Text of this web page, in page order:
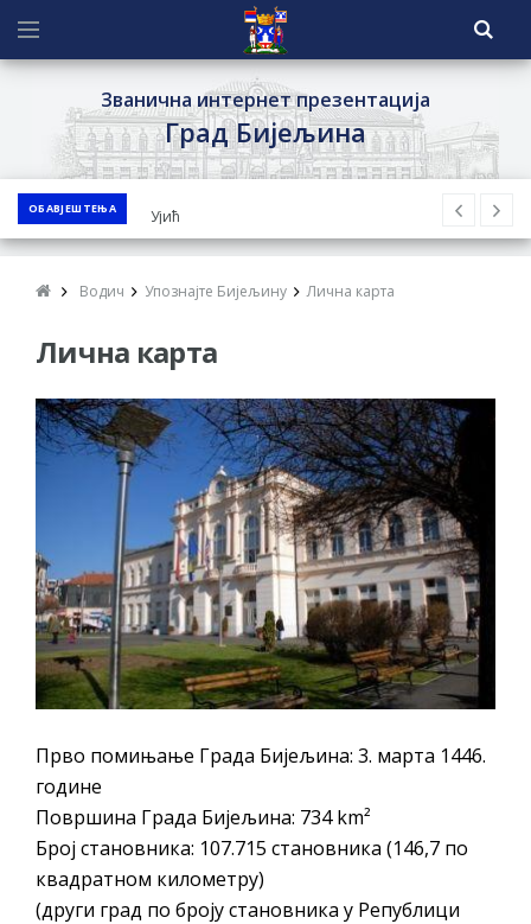
Званична интернет презентација
Град Бијељина
ОБАВЈЕШТЕЊА
ЈАВНИ ПОЗИВ ЗА ПРИЈАВУ
НЕПРОПИСНОГ ОДЛАГАЊА ОТПАДА УЗ
БЕСПОВРАТНИХ СРЕДСТАВА ЗА
СУФИНАНСИРАЊЕ КУПОВИНЕ СЕОСКЕ
КУЋЕ СА ОКУЋНИЦОМ НА ТЕРИТОРИЈИ
ГРАДА БИЈЕЉИНА ЗА 2026. ГОДИНУ
Обавјештење за предузетника - Ненад
Нукић
ПРЕЛИМИНАРНA РАНГ ЛИСТA
КАНДИДАТА КОЈИ СУ ОСТВАРИЛИ ПРАВО
НА ГРАДСКИ МЈЕСЕЧНИ БОРАЧКИ
ДОДАТАК ЗА ДЕМОБИЛИСАНЕ БОРЦЕ
ВОЈСКЕ РЕПУБЛИКЕ СРПСКЕ У СТАЊУ
СОЦИЈАЛНЕ ПОТРЕБЕ
Обрасци захтјева за регресирано
гориво доступни од 13. марта до 15.
новембра
Захтјев за издавање ПОНОСНЕ КАРТИЦЕ
Обавјештење о забрани саобраћаја 6. и
Водич Упознајте Бијељину Лична карта
Лична карта
Прво помињање Града Бијељина: 3. марта 1446.
године
Површина Града Бијељина: 734 km²
Број становника: 107.715 становника (146,7 по
квадратном километру)
(други град по броју становника у Републици